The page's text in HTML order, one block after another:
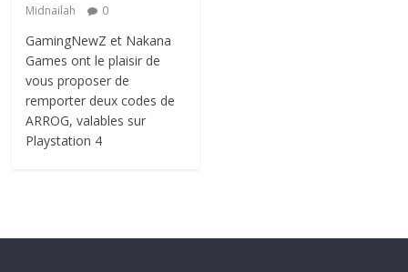
Midnailah
0
GamingNewZ et Nakana
Games ont le plaisir de
vous proposer de
remporter deux codes de
ARROG, valables sur
Playstation 4